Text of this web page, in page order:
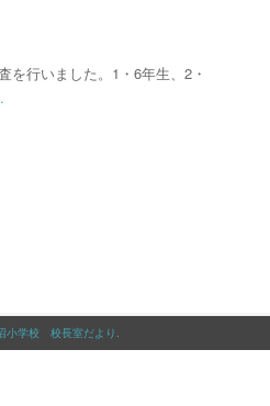
を行いました。1・6年生、2・
小学校 校長室だより .